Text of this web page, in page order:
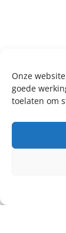
Onze
goede
toelaten om